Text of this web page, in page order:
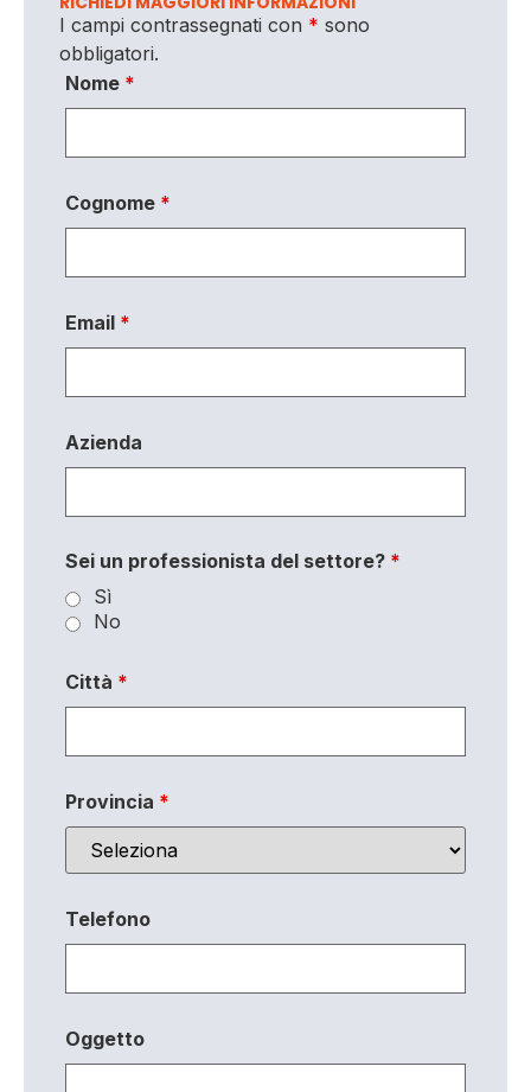
I campi contrassegnati con * sono
obbligatori.
Nome *
Cognome *
Email *
Azienda
Sei un professionista del settore? *
Sì
No
Città *
Provincia *
Telefono
Oggetto